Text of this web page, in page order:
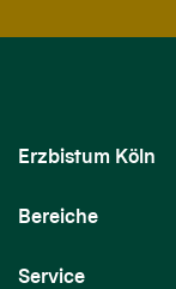
Erzbistum Köln
Bereiche
Service